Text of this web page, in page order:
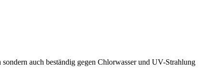
auch beständig gegen Chlorwasser und UV-Strahlung